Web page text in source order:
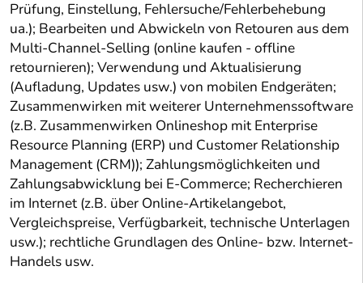
Prüfung, Einstellung, Fehlersuche/Fehlerbehebung
ua.); Bearbeiten und Abwickeln von Retouren aus dem
Multi-Channel-Selling (online kaufen - offline
retournieren); Verwendung und Aktualisierung
(Aufladung, Updates usw.) von mobilen Endgeräten;
Zusammenwirken mit weiterer Unternehmenssoftware
(z.B. Zusammenwirken Onlineshop mit Enterprise
Resource Planning (ERP) und Customer Relationship
Management (CRM)); Zahlungsmöglichkeiten und
Zahlungsabwicklung bei E-Commerce; Recherchieren
im Internet (z.B. über Online-Artikelangebot,
Vergleichspreise, Verfügbarkeit, technische Unterlagen
usw.); rechtliche Grundlagen des Online- bzw. Internet-
Handels usw.